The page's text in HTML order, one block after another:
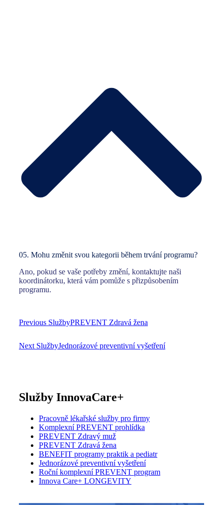
05. Mohu změnit svou kategorii během trvání programu?
Ano, pokud se vaše potřeby změní, kontaktujte naši
koordinátorku, která vám pomůže s přizpůsobením
programu.
pro
Previous SlužbyPREVENT Zdravá žena
Next SlužbyJednorázové preventivní vyšetření
Služby InnovaCare+
Pracovně lékařské služby pro firmy
Komplexní PREVENT prohlídka
PREVENT Zdravý muž
PREVENT Zdravá žena
BENEFIT programy praktik a pediatr
Jednorázové preventivní vyšetření
Roční komplexní PREVENT program
Innova Care+ LONGEVITY